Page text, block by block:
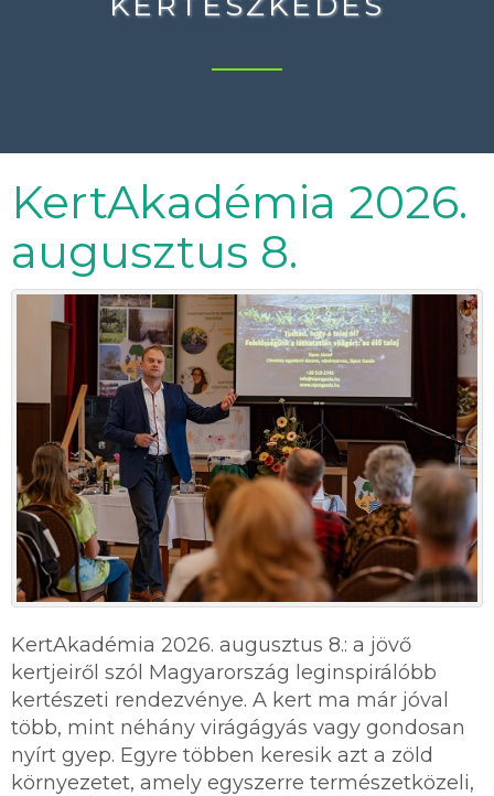
KertAkadémia 2026.
augusztus 8.
KertAkadémia 2026. augusztus 8.: a jövő
kertjeiről szól Magyarország leginspirálóbb
kertészeti rendezvénye. A kert ma már jóval
több, mint néhány virágágyás vagy gondosan
nyírt gyep. Egyre többen keresik azt a zöld
környezetet, amely egyszerre természetközeli,